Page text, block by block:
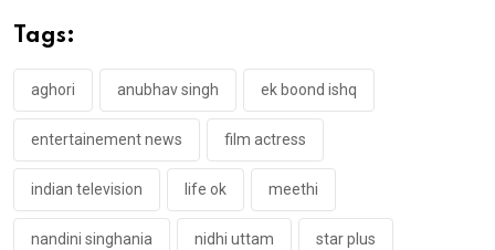
Tags:
aghori anubhav singh ek boond ishq
entertainement news film actress
indian television life ok meethi
nandini singhania nidhi uttam star plus